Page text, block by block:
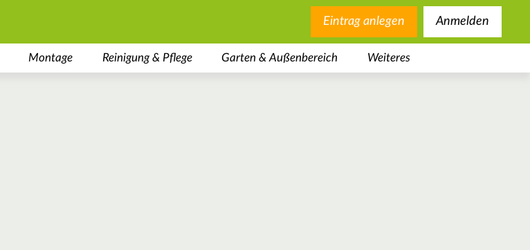
Eintrag anlegen Anmelden
Montage Reinigung & Pflege Garten & Außenbereich Weiteres